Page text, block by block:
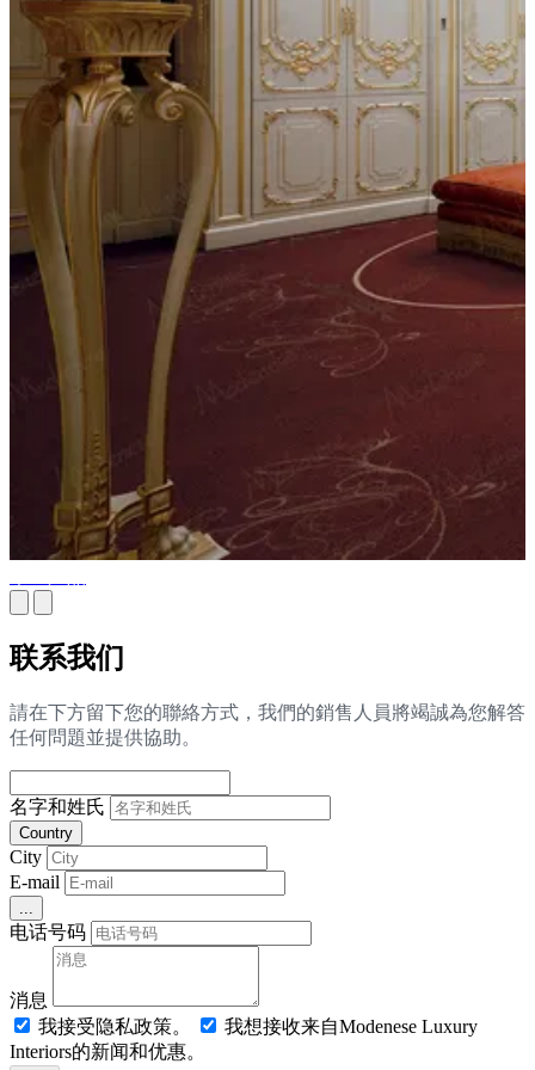
联系我们
請在下方留下您的聯絡方式，我們的銷售人員將竭誠為您解答
任何問題並提供協助。
名字和姓氏
Country
City
E-mail
电话号码
消息
我接受隐私政策。
我想接收来自Modenese Luxury
Interiors的新闻和优惠。